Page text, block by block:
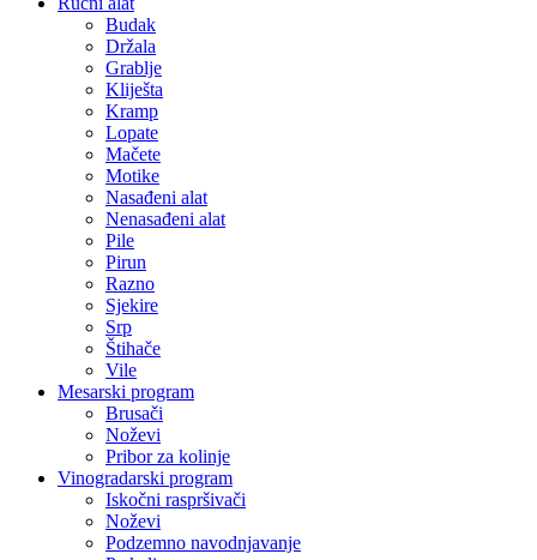
Budak
Držala
Grablje
Kliješta
Kramp
Lopate
Mačete
Motike
Nasađeni alat
Nenasađeni alat
Pile
Pirun
Razno
Sjekire
Srp
Štihače
Vile
Mesarski program
Brusači
Noževi
Pribor za kolinje
Vinogradarski program
Iskočni raspršivači
Noževi
Podzemno navodnjavanje